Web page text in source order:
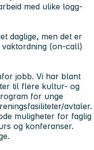
med ulike logg-
daglige, men det er
vaktordning (on-call)
jobb. Vi har blant
til flere kultur- og
for unge
avtaler.
muligheter for faglig
og konferanser.